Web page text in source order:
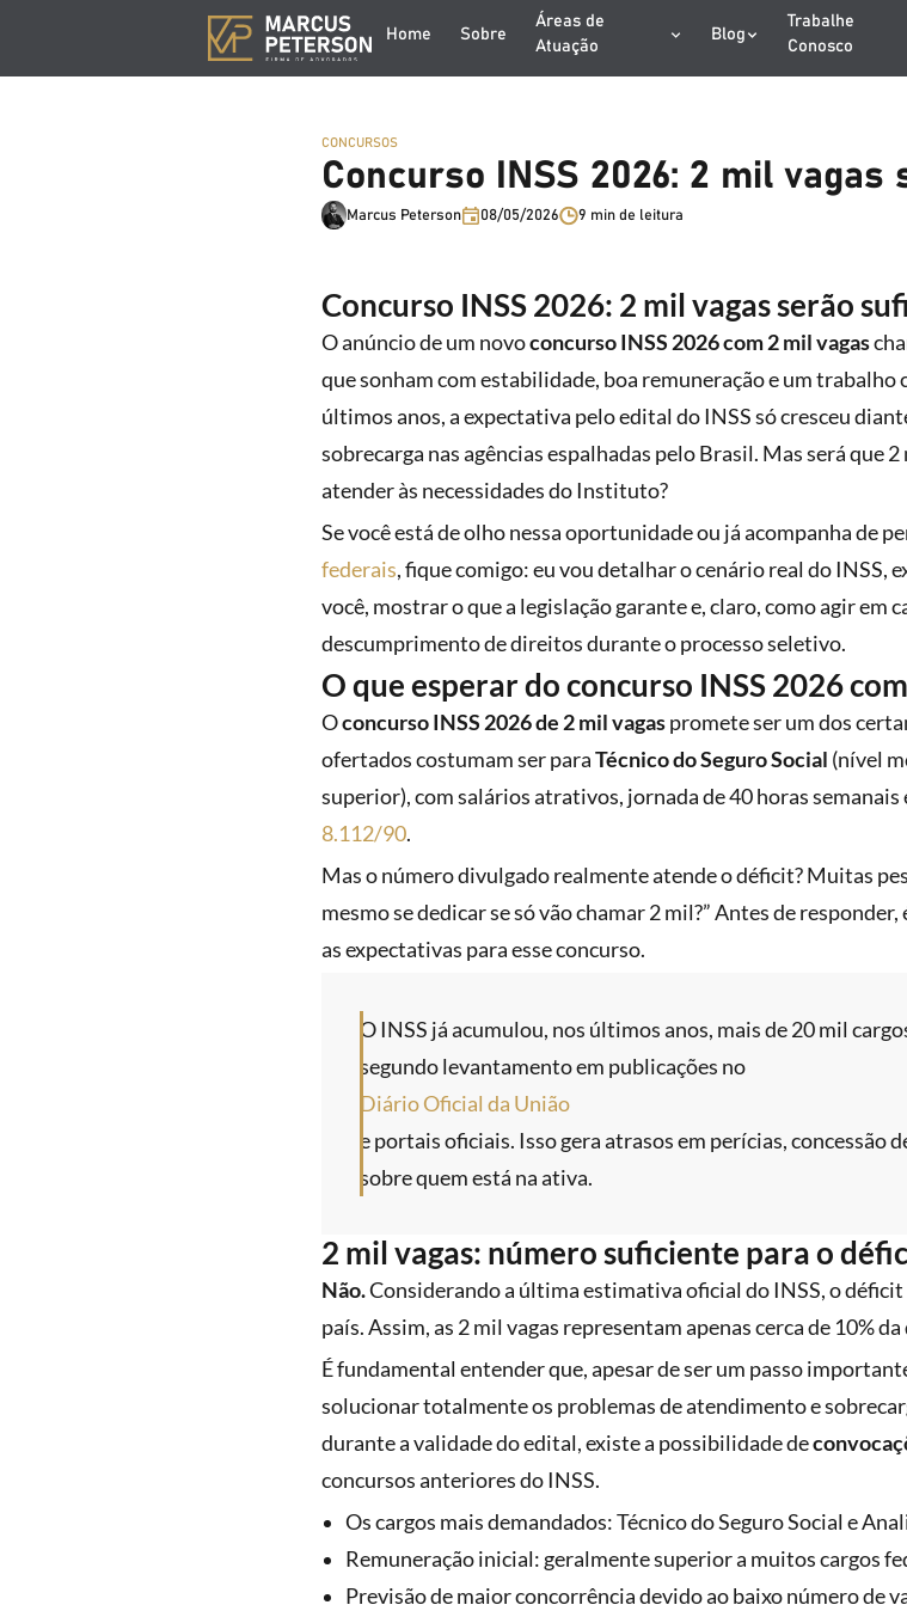
Home Sobre
Áreas de
Atuação
Blog
Trabalhe
Conosco
CONCURSOS
Concurso INSS 2026: 2 mil vagas
Marcus Peterson 08/05/2026 9 min de leitura
Concurso INSS 2026: 2 mil vagas serão
O anúncio de um novoconcurso INSS 2026 com 2 mil vagas
que sonham com estabilidade, boa remuneração e um trabalho
últimos anos, a expectativa pelo edital do INSS só cresceu
sobrecarga nas agências espalhadas pelo Brasil. Mas será que
atender às necessidades do Instituto?
Se você está de olho nessa oportunidade ou já acompanha de
federais, fique comigo: eu vou detalhar o cenário real do INSS,
você, mostrar o que a legislação garante e, claro, como agir em
descumprimento de direitos durante o processo seletivo.
O que esperar do concurso INSS 2026
Oconcurso INSS 2026 de 2 mil vagaspromete ser um dos
ofertados costumam ser paraTécnico do Seguro Social (nível
superior), com salários atrativos, jornada de 40 horas
8.112/90.
Mas o número divulgado realmente atende o déficit? Muitas
mesmo se dedicar se só vão chamar 2 mil?” Antes de
as expectativas para esse concurso.
O INSS já acumulou, nos últimos anos, mais de 20 mil
segundo levantamento em publicações no
Diário Oficial da União
e portais oficiais. Isso gera atrasos em perícias, concessão
sobre quem está na ativa.
2 mil vagas: número suficiente para o
Não.Considerando a última estimativa oficial do INSS, o
país. Assim, as 2 mil vagas representam apenas cerca de 10%
É fundamental entender que, apesar de ser um passo
solucionar totalmente os problemas de atendimento e
durante a validade do edital, existe a possibilidade de
concursos anteriores do INSS.
Os cargos mais demandados: Técnico do Seguro Social e
Remuneração inicial: geralmente superior a muitos cargos
Previsão de maior concorrência devido ao baixo número de